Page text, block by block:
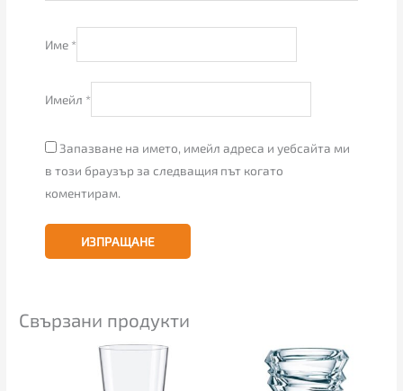
Име *
Имейл *
Запазване на името, имейл адреса и уебсайта ми
в този браузър за следващия път когато
коментирам.
Свързани продукти